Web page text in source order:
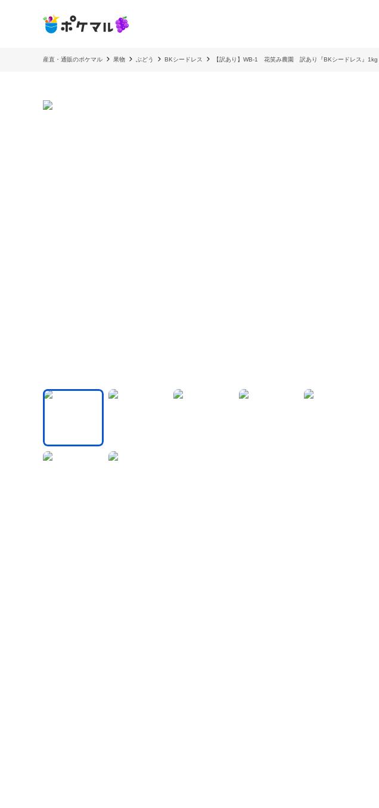
産直・通販のポケマル 果物 ぶどう BKシードレス 【訳あり】WB-1 花笑み農園 訳あり『BKシードレス』